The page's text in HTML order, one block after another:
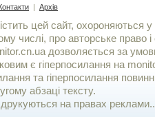
| Архів
цей сайт, охороняються у
числі, про авторське право і
дозволяється за
є гiперпосилання на
та гіперпосилання
абзаці тексту.
на правах реклами..